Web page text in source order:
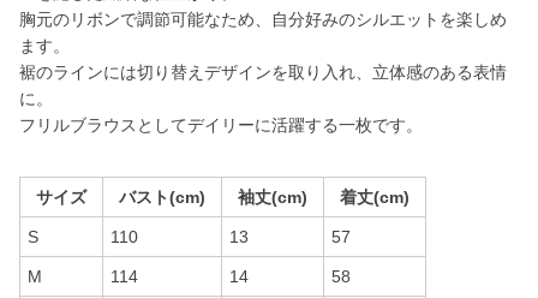
胸元のリボンで調節可能なため、自分好みのシルエットを楽しめ
ます。
裾のラインには切り替えデザインを取り入れ、立体感のある表情
に。
フリルブラウスとしてデイリーに活躍する一枚です。
サイズ バスト(cm) 袖丈(cm) 着丈(cm)
S 110 13 57
M 114 14 58